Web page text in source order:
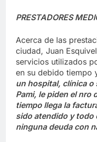
PRESTADORES
Acerca de las
ciudad, Juan
servicios utilizados
en su debido tiempo
un hospital, clínica o
Pami, le piden el nro
tiempo llega la
sido atendido y todo
ninguna deuda con